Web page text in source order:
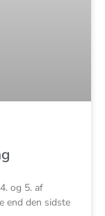
og 5. af
end den sidste